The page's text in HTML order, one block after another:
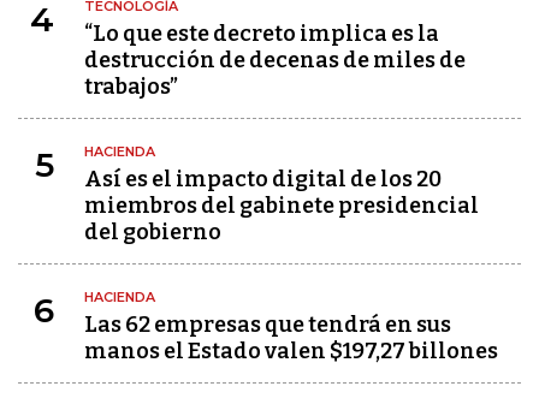
4 TECNOLOGÍA
“Lo que este decreto implica es la
destrucción de decenas de miles de
trabajos”
5 HACIENDA
Así es el impacto digital de los 20
miembros del gabinete presidencial
del gobierno
6 HACIENDA
Las 62 empresas que tendrá en sus
manos el Estado valen $197,27 billones